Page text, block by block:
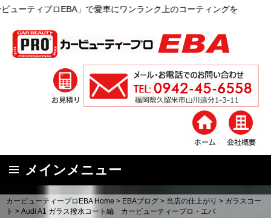
愛車にワンランク上のコーティングを
メインメニュー
コ
ン
カービューティープロEBA Home > EBAブログ > 当店の仕上がり > ガラスコー
ト > Audi A1 ガラス撥水コート編 カービューティープロ・エバ